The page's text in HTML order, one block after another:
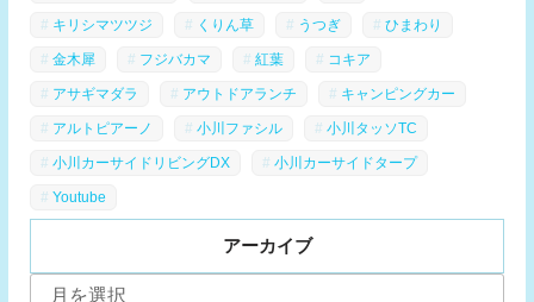
キリシマツツジ くりん草 うつぎ ひまわり
金木犀 フジバカマ 紅葉 コキア
アサギマダラ アウトドアランチ キャンピングカー
アルトピアーノ 小川ファシル 小川タッソTC
小川カーサイドリビングDX 小川カーサイドタープ
Youtube
アーカイブ